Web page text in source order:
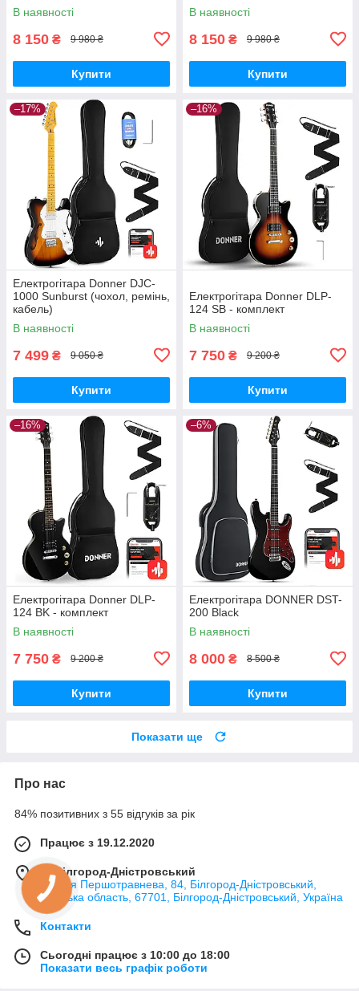
В наявності
8 150 ₴ 9 980 ₴
Купити
В наявності
8 150 ₴ 9 980 ₴
Купити
–17%
Електрогітара Donner DJC-
1000 Sunburst (чохол, ремінь,
кабель)
В наявності
7 499 ₴ 9 050 ₴
Купити
–16%
Електрогітара Donner DLP-
124 SB - комплект
В наявності
7 750 ₴ 9 200 ₴
Купити
–16%
Електрогітара Donner DLP-
124 BK - комплект
В наявності
7 750 ₴ 9 200 ₴
Купити
–6%
Електрогітара DONNER DST-
200 Black
В наявності
8 000 ₴ 8 500 ₴
Купити
Показати ще
Про нас
84% позитивних з 55 відгуків за рік
Працює з 19.12.2020
м. Білгород-Дністровський
вулиця Першотравнева, 84, Білгород-Дністровський,
Одеська область, 67701, Білгород-Дністровський, Україна
Контакти
Сьогодні працює з 10:00 до 18:00
Показати весь графік роботи